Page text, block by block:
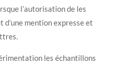
l’autorisation de les
d’une mention expresse et
les échantillons